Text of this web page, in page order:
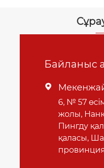
Байланыс

6, № 57
жолы,
Пингду
қаласы,